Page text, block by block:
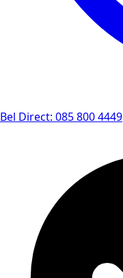
Bel Direct: 085 800 4449